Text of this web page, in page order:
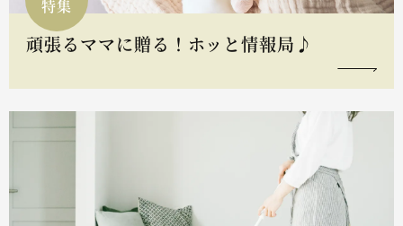
特集
頑張るママに贈る！ホッと情報局♪